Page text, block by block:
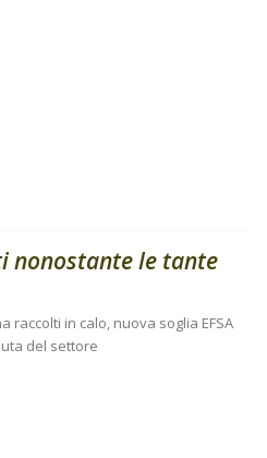
nonostante le tante
in calo, nuova soglia EFSA
del settore